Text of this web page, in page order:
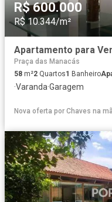
R$ 600.000
R$ 10.344/m²
Praça das Manacás
58 m²2 Quartos1 Banheiro
·Varanda·Garagem
Nova oferta por Chaves na